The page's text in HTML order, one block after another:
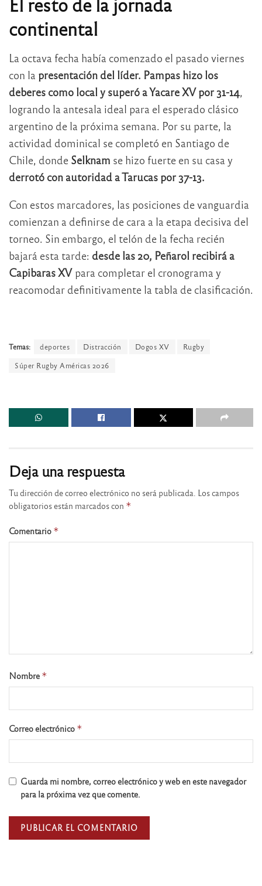
continental
La octava fecha había comenzado el pasado viernes
con la presentación del líder. Pampas hizo los
deberes como local y superó a Yacare XV por 31-14,
logrando la antesala ideal para el esperado clásico
argentino de la próxima semana. Por su parte, la
actividad dominical se completó en Santiago de
Chile, donde Selknam se hizo fuerte en su casa y
derrotó con autoridad a Tarucas por 37-13.
Con estos marcadores, las posiciones de vanguardia
comienzan a definirse de cara a la etapa decisiva del
torneo. Sin embargo, el telón de la fecha recién
bajará esta tarde: desde las 20, Peñarol recibirá a
Capibaras XV para completar el cronograma y
reacomodar definitivamente la tabla de clasificación.
Temas: deportes Distracción Dogos XV
Rugby
Súper Rugby Américas 2026
Deja una respuesta
Tu dirección de correo electrónico no será publicada. Los campos
obligatorios están marcados con *
Comentario *
Nombre *
Correo electrónico *
Guarda mi nombre, correo electrónico y web en este navegador
para la próxima vez que comente.